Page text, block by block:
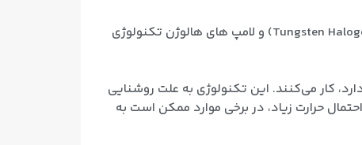
لامپ های هالوژن از نظر فناوری ساخت به دو دسته تقسیم می‌شوند: لامپ های هالوژن تکنولوژی قدیمی (Tungsten Halogen Lamps) و لامپ های هالوژن تکنولوژی
کار می‌کنند. این تکنولوژی به علت روشنایی
حرارت زیاد، در برخی موارد ممکن است به